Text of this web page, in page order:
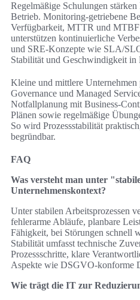
Regelmäßige Schulungen
Betrieb. Monitoring-getriebene
Verfügbarkeit, MTTR und
unterstützen kontinuierliche
und SRE-Konzepte wie SLA/
Stabilität und Geschwindigkeit in
Kleine und mittlere
Governance und Managed
Notfallplanung mit Business-
Plänen sowie regelmäßige
So wird Prozessstabilität
begründbar.
FAQ
Was versteht man unter
Unternehmenskontext?
Unter stabilen Arbeitsprozessen
fehlerarme Abläufe, planbare
Fähigkeit, bei Störungen schnell
Stabilität umfasst technische
Prozessschritte, klare
Aspekte wie DSGVO-konforme
Wie trägt die IT zur